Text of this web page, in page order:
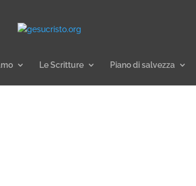
Le Scritture Piano di salvezza